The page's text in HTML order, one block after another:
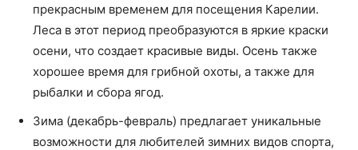
прекрасным временем для посещения Карелии.
Леса в этот период преобразуются в яркие краски
осени, что создает красивые виды. Осень также
хорошее время для грибной охоты, а также для
рыбалки и сбора ягод.
Зима (декабрь-февраль) предлагает уникальные
возможности для любителей зимних видов спорта,